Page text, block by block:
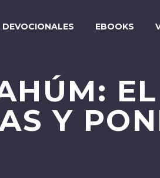
DEVOCIONALES EBOOKS
EL
Y